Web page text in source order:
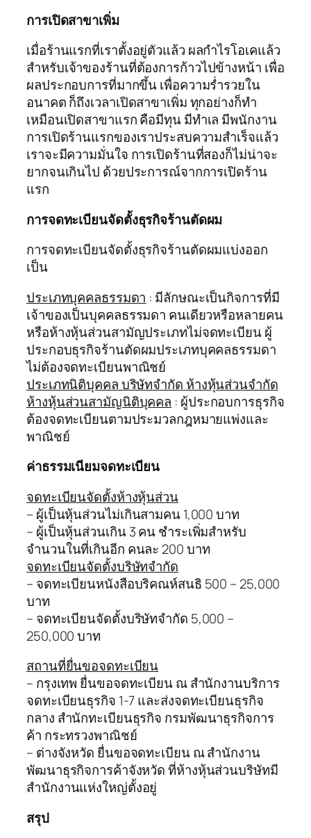
การเปิดสาขาเพิ่ม
เมื่อร้านแรกที่เราตั้งอยู่ตัวแล้ว ผลกำไรโอเคแล้ว
สำหรับเจ้าของร้านที่ต้องการก้าวไปข้างหน้า เพื่อ
ผลประกอบการที่มากขึ้น เพื่อความร่ำรวยใน
อนาคต ก็ถึงเวลาเปิดสาขาเพิ่ม ทุกอย่างก็ทำ
เหมือนเปิดสาขาแรก คือมีทุน มีทำเล มีพนักงาน
การเปิดร้านแรกของเราประสบความสำเร็จแล้ว
เราจะมีความมั่นใจ การเปิดร้านที่สองก็ไม่น่าจะ
ยากจนเกินไป ด้วยประการณ์จากการเปิดร้าน
แรก
การจดทะเบียนจัดตั้งธุรกิจร้านตัดผม
การจดทะเบียนจัดตั้งธุรกิจร้านตัดผมแบ่งออก
เป็น
ประเภทบุคคลธรรมดา : มีลักษณะเป็นกิจการที่มี
เจ้าของเป็นบุคคลธรรมดา คนเดียวหรือหลายคน
หรือห้างหุ้นส่วนสามัญประเภทไม่จดทะเบียน ผู้
ประกอบธุรกิจร้านตัดผมประเภทบุคคลธรรมดา
ไม่ต้องจดทะเบียนพาณิชย์
ประเภทนิติบุคคล บริษัทจำกัด ห้างหุ้นส่วนจำกัด
ห้างหุ้นส่วนสามัญนิติบุคคล : ผู้ประกอบการธุรกิจ
ต้องจดทะเบียนตามประมวลกฎหมายแพ่งและ
พาณิชย์
ค่าธรรมเนียมจดทะเบียน
จดทะเบียนจัดตั้งห้างหุ้นส่วน
– ผู้เป็นหุ้นส่วนไม่เกินสามคน 1,000 บาท
– ผู้เป็นหุ้นส่วนเกิน 3 คน ชำระเพิ่มสำหรับ
จำนวนในที่เกินอีก คนละ 200 บาท
จดทะเบียนจัดตั้งบริษัทจำกัด
– จดทะเบียนหนังสือบริคณห์สนธิ 500 – 25,000
บาท
– จดทะเบียนจัดตั้งบริษัทจำกัด 5,000 –
250,000 บาท
สถานที่ยื่นขอจดทะเบียน
– กรุงเทพ ยื่นขอจดทะเบียน ณ สำนักงานบริการ
จดทะเบียนธุรกิจ 1-7 และส่งจดทะเบียนธุรกิจ
กลาง สำนักทะเบียนธุรกิจ กรมพัฒนาธุรกิจการ
ค้า กระทรวงพาณิชย์
– ต่างจังหวัด ยื่นขอจดทะเบียน ณ สำนักงาน
พัฒนาธุรกิจการค้าจังหวัด ที่ห้างหุ้นส่วนบริษัทมี
สำนักงานแห่งใหญ่ตั้งอยู่
สรุป